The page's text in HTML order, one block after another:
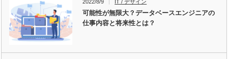
2022/8/9 IT / デザイン
可能性が無限大？データベースエンジニアの
仕事内容と将来性とは？